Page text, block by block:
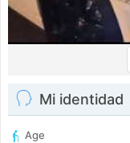
Mi identidad
Age